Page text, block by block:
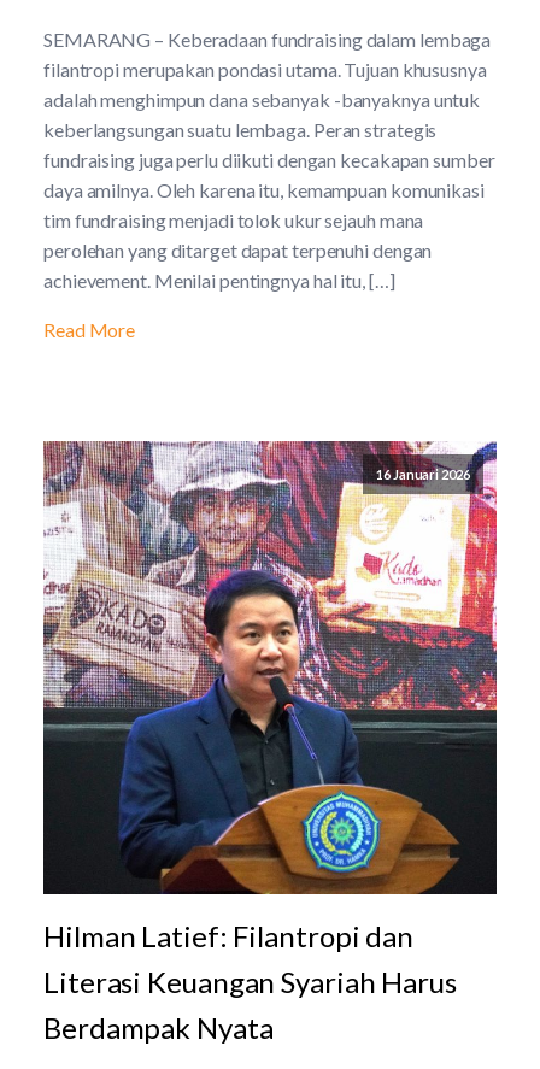
SEMARANG – Keberadaan fundraising dalam lembaga
filantropi merupakan pondasi utama. Tujuan khususnya
adalah menghimpun dana sebanyak -banyaknya untuk
keberlangsungan suatu lembaga. Peran strategis
fundraising juga perlu diikuti dengan kecakapan sumber
daya amilnya. Oleh karena itu, kemampuan komunikasi
tim fundraising menjadi tolok ukur sejauh mana
perolehan yang ditarget dapat terpenuhi dengan
achievement. Menilai pentingnya hal itu, […]
Read More
16 Januari 2026
Hilman Latief: Filantropi dan
Literasi Keuangan Syariah Harus
Berdampak Nyata